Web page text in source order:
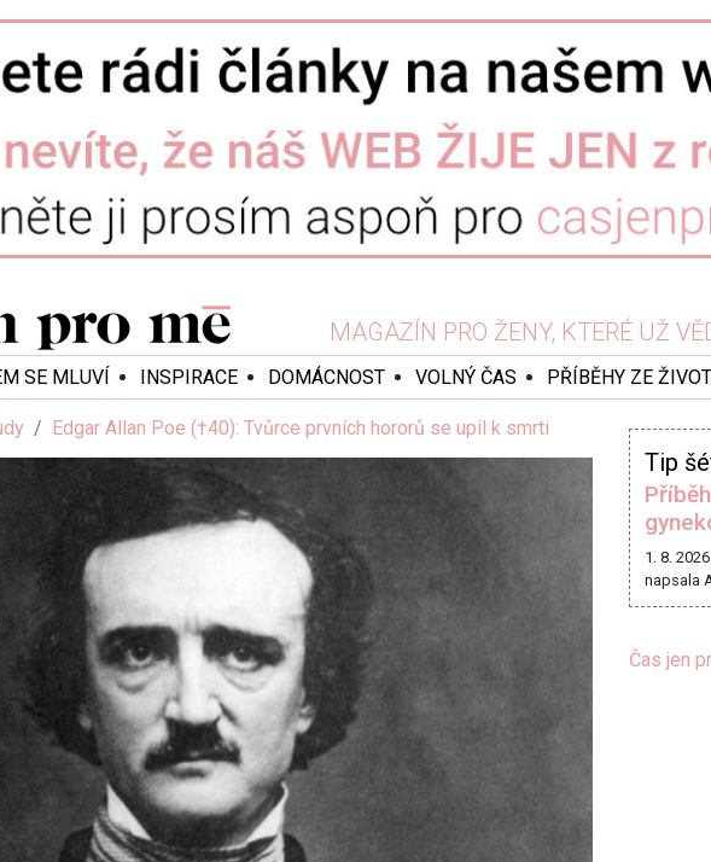
MAGAZÍN PRO ŽENY, KTERÉ UŽ
SE MLUVÍ INSPIRACE DOMÁCNOST VOLNÝ ČAS PŘÍBĚHY ZE
Edgar Allan Poe (†40): Tvůrce prvních hororů se upil k smrti
Tip
1. 8.
napsala
Čas jen